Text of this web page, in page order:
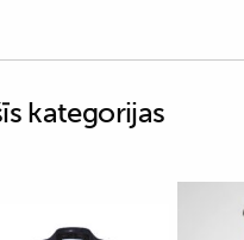
kategorijas